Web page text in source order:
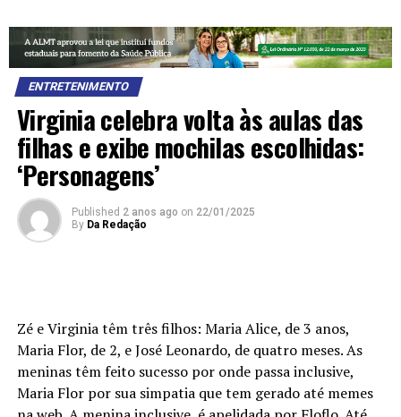
ENTRETENIMENTO
Virginia celebra volta às aulas das
filhas e exibe mochilas escolhidas:
‘Personagens’
Published 2 anos ago on 22/01/2025
By Da Redação
Zé e Virginia têm três filhos: Maria Alice, de 3 anos,
Maria Flor, de 2, e José Leonardo, de quatro meses. As
meninas têm feito sucesso por onde passa inclusive,
Maria Flor por sua simpatia que tem gerado até memes